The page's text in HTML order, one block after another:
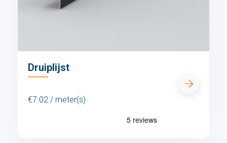
Druiplijst
€7.02 / meter(s)